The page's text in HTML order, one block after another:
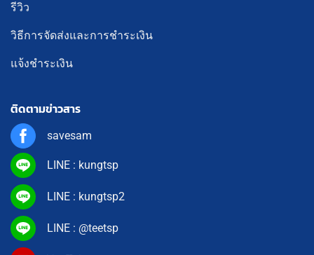
รีวิว
วิธีการจัดส่งและการชำระเงิน
แจ้งชำระเงิน
ติดตามข่าวสาร
savesam
LINE : kungtsp
LINE : kungtsp2
LINE : @teetsp